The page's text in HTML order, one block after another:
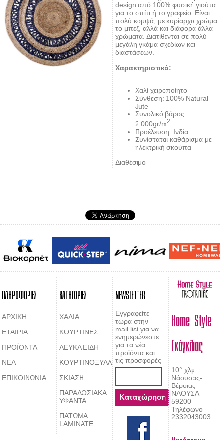
design από 100% φυσική γιούτα
για το σπίτι ή το γραφείο. Είναι
πολύ κομψά, με κυρίαρχο χρώμα
το μπεζ, αλλά και διάφορα άλλα
χρώματα. Διατίθενται σε πολύ
μεγάλη γκάμα σχεδίων και
διαστάσεων.
Χαρακτηριστικά:
Χαλί χειροποίητο
Σύνθεση: 100% Natural
Jute
Συνολικό βάρος:
2.000gr/m2
Προέλευση: Ινδία
Συνίσταται καθάρισμα με
ηλεκτρική σκούπα
Διαθέσιμο
ΠΛΗΡΟΦΟΡΙΕΣ
ΑΡΧΙΚΗ
ΕΤΑΙΡΙΑ
ΠΡΟΪΟΝΤΑ
ΝΕΑ
ΕΠΙΚΟΙΝΩΝΙΑ
ΚΑΤΗΓΟΡΙΕΣ
ΧΑΛΙΑ
ΚΟΥΡΤΙΝΕΣ
ΛΕΥΚΑ ΕΙΔΗ
ΚΟΥΡΤΙΝΟΞΥΛΑ
ΣΚΙΑΣΗ
ΠΑΡΑΔΟΣΙΑΚΑ
ΥΦΑΝΤΑ
ΠΑΤΩΜΑ
LAMINATE
NEWSLETTER
Εγγραφείτε
τώρα στην
mail list για να
ενημερώνεστε
για τα νέα
προϊόντα και
τις προσφορές
Home Style
Γκόγκλιας
10° χλμ
Νάουσας-
Βέροιας
ΝΑΟΥΣΑ
59200
Τηλέφωνο
2332043003